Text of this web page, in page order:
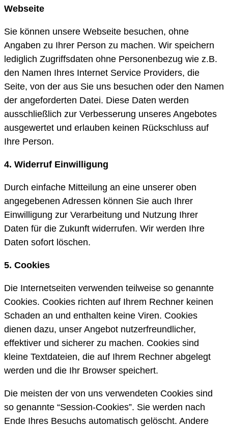
Webseite
Sie können unsere Webseite besuchen, ohne
Angaben zu Ihrer Person zu machen. Wir speichern
lediglich Zugriffsdaten ohne Personenbezug wie z.B.
den Namen Ihres Internet Service Providers, die
Seite, von der aus Sie uns besuchen oder den Namen
der angeforderten Datei. Diese Daten werden
ausschließlich zur Verbesserung unseres Angebotes
ausgewertet und erlauben keinen Rückschluss auf
Ihre Person.
4. Widerruf Einwilligung
Durch einfache Mitteilung an eine unserer oben
angegebenen Adressen können Sie auch Ihrer
Einwilligung zur Verarbeitung und Nutzung Ihrer
Daten für die Zukunft widerrufen. Wir werden Ihre
Daten sofort löschen.
5. Cookies
Die Internetseiten verwenden teilweise so genannte
Cookies. Cookies richten auf Ihrem Rechner keinen
Schaden an und enthalten keine Viren. Cookies
dienen dazu, unser Angebot nutzerfreundlicher,
effektiver und sicherer zu machen. Cookies sind
kleine Textdateien, die auf Ihrem Rechner abgelegt
werden und die Ihr Browser speichert.
Die meisten der von uns verwendeten Cookies sind
so genannte “Session-Cookies”. Sie werden nach
Ende Ihres Besuchs automatisch gelöscht. Andere